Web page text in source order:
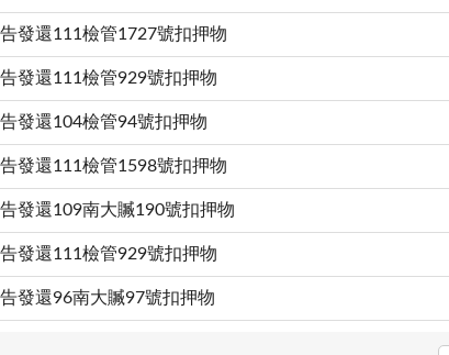
發還111檢管1727號扣押物
發還111檢管929號扣押物
發還104檢管94號扣押物
發還111檢管1598號扣押物
發還109南大贓190號扣押物
發還111檢管929號扣押物
發還96南大贓97號扣押物